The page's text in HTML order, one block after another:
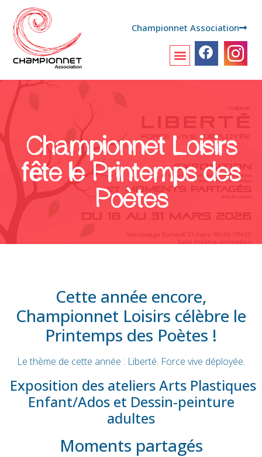
Championnet Association
Championnet Loisirs
fête le Printemps des
Poètes
Cette année encore,
Championnet Loisirs célèbre le
Printemps des Poètes !
Le thème de cette année : Liberté. Force vive déployée.
Exposition des ateliers Arts Plastiques
Enfant/Ados et Dessin-peinture
adultes
Moments partagés